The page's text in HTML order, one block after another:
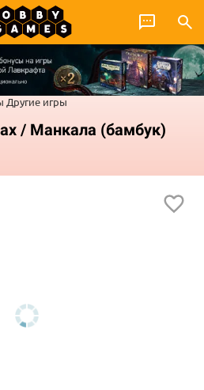
Другие игры
/ Манкала (бамбук)